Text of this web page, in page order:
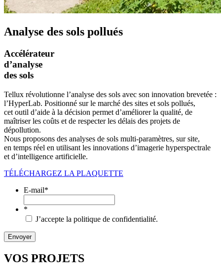
Analyse des sols pollués
Accélérateur
d’analyse
des sols
Tellux révolutionne l’analyse des sols avec son innovation brevetée :
l’HyperLab. Positionné sur le marché des sites et sols pollués,
cet outil d’aide à la décision permet d’améliorer la qualité, de
maîtriser les coûts et de respecter les délais des projets de
dépollution.
Nous proposons des analyses de sols multi-paramètres, sur site,
en temps réel en utilisant les innovations d’imagerie hyperspectrale
et d’intelligence artificielle.
TÉLÉCHARGEZ LA PLAQUETTE
E-mail*
*
J’accepte la politique de confidentialité.
VOS PROJETS